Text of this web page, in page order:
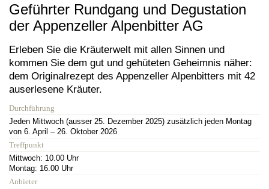
Geführter Rundgang und Degustation
der Appenzeller Alpenbitter AG
Erleben Sie die Kräuterwelt mit allen Sinnen und
kommen Sie dem gut und gehüteten Geheimnis näher:
dem Originalrezept des Appenzeller Alpenbitters mit 42
auserlesene Kräuter.
Durchführung
Jeden Mittwoch (ausser 25. Dezember 2025) zusätzlich jeden Montag
von 6. April – 26. Oktober 2026
Treffpunkt
Mittwoch: 10.00 Uhr
Montag: 16.00 Uhr
Anbieter